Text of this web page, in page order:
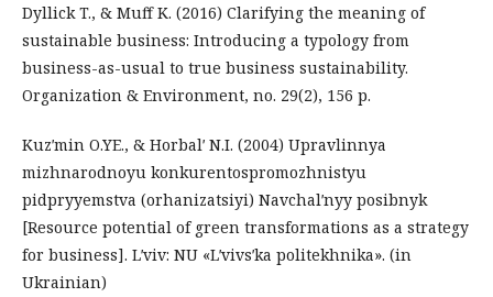
Dyllick T., & Muff K. (2016) Clarifying the meaning of
sustainable business: Introducing a typology from
business-as-usual to true business sustainability.
Organization & Environment, no. 29(2), 156 р.
Kuzʹmin O.YE., & Horbalʹ N.I. (2004) Upravlinnya
mizhnarodnoyu konkurentospromozhnistyu
pidpryyemstva (orhanizatsiyi) Navchalʹnyy posibnyk
[Resource potential of green transformations as a strategy
for business]. Lʹviv: NU «Lʹvivsʹka politekhnika». (in
Ukrainian)